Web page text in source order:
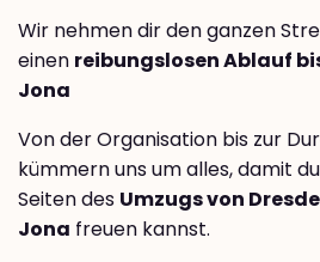
Wir nehmen dir den ganzen
einen reibungslosen Ablauf
Jona
Von der Organisation bis zur
kümmern uns um alles, damit
Seiten des Umzugs von
Jona freuen kannst.